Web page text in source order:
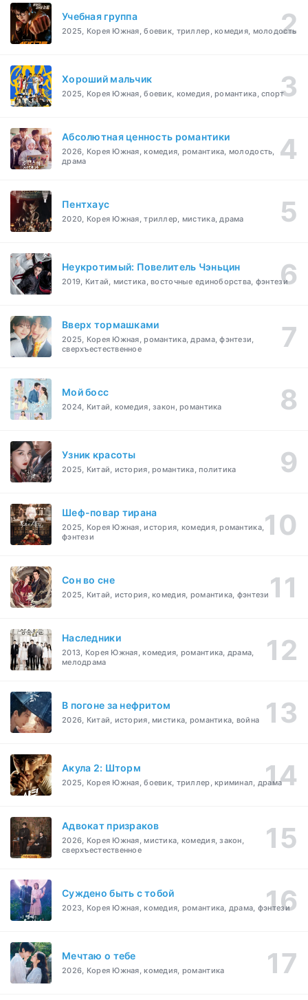
Учебная группа
2025, Корея Южная, боевик, триллер, комедия, молодость
Хороший мальчик
2025, Корея Южная, боевик, комедия, романтика, спорт
Абсолютная ценность романтики
2026, Корея Южная, комедия, романтика, молодость,
драма
Пентхаус
2020, Корея Южная, триллер, мистика, драма
Неукротимый: Повелитель Чэньцин
2019, Китай, мистика, восточные единоборства, фэнтези
Вверх тормашками
2025, Корея Южная, романтика, драма, фэнтези,
сверхъестественное
Мой босс
2024, Китай, комедия, закон, романтика
Узник красоты
2025, Китай, история, романтика, политика
Шеф-повар тирана
2025, Корея Южная, история, комедия, романтика,
фэнтези
Cон во сне
2025, Китай, история, комедия, романтика, фэнтези
Наследники
2013, Корея Южная, комедия, романтика, драма,
мелодрама
В погоне за нефритом
2026, Китай, история, мистика, романтика, война
Акула 2: Шторм
2025, Корея Южная, боевик, триллер, криминал, драма
Адвокат призраков
2026, Корея Южная, мистика, комедия, закон,
сверхъестественное
Суждено быть с тобой
2023, Корея Южная, комедия, романтика, драма, фэнтези
Мечтаю о тебе
2026, Корея Южная, комедия, романтика